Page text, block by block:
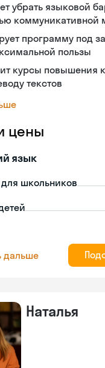
убрать языковой
коммуникативной
программу под
пользы
курсы повышения
текстов
цены
язык
школьников
дальше
Наталья